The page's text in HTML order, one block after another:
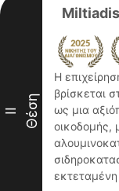
II Θέση
Η
βρίσκεται
ως μια
οικοδομής,
εκτεταμένη